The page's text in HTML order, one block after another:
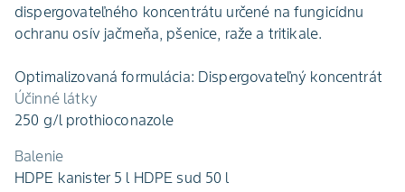
dispergovateľného koncentrátu určené na fungicídnu
ochranu osív jačmeňa, pšenice, raže a tritikale.
Optimalizovaná formulácia: Dispergovateľný koncentrát
Účinné látky
250 g/l prothioconazole
Balenie
HDPE kanister 5 l HDPE sud 50 l